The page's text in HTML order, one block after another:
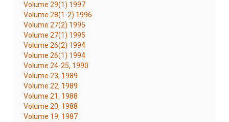
Volume 29(1) 1997
Volume 28(1-2) 1996
Volume 27(2) 1995
Volume 27(1) 1995
Volume 26(2) 1994
Volume 26(1) 1994
Volume 24-25, 1990
Volume 23, 1989
Volume 22, 1989
Volume 21, 1988
Volume 20, 1988
Volume 19, 1987